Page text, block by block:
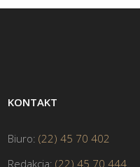
KONTAKT
Biuro: (22) 45 70 402
Redakcja: (22) 45 70 444